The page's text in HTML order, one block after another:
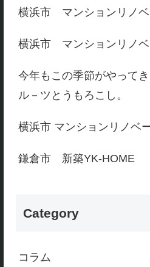
横浜市 マンションリノベ
横浜市 マンションリノベ
今年もこの季節がやって
ル－ツとうもろこし。
横浜市 マンションリノベ
鎌倉市 新築YK-HOME
Category
コラム